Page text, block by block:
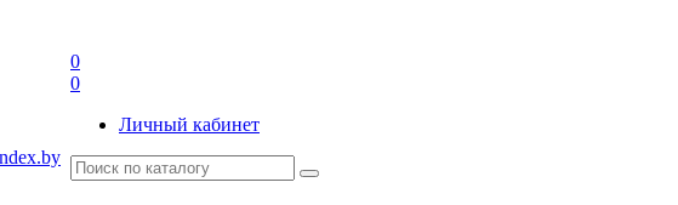
0
0
Личный кабинет